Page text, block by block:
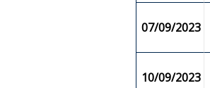
07/09/2023
10/09/2023